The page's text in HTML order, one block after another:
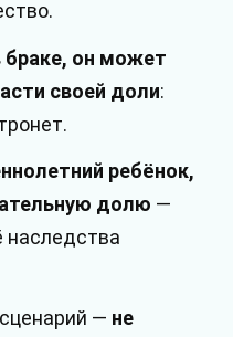
браке, он может
своей доли:
ребёнок,
долю —
наследства
— не